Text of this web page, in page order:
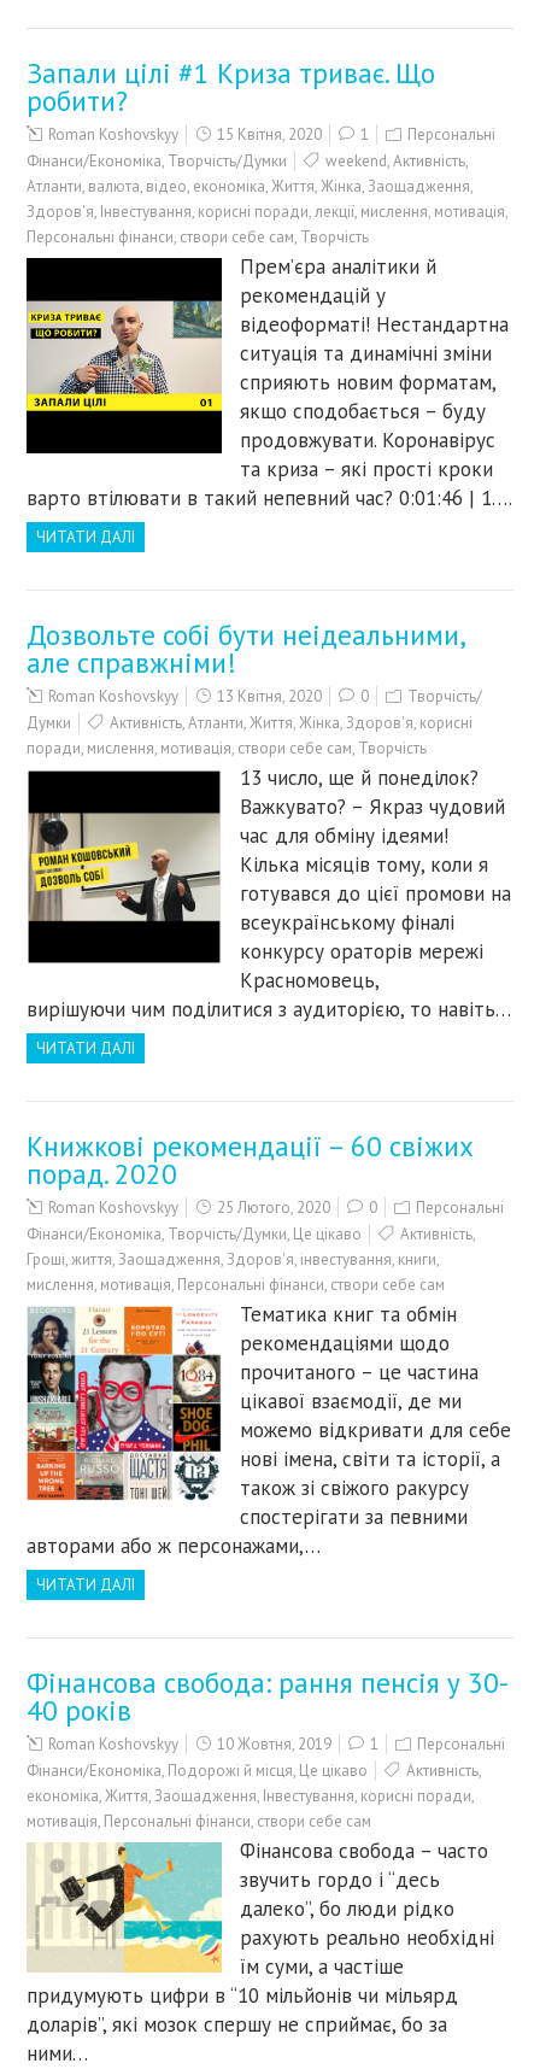
Запали цілі #1 Криза триває. Що
робити?
Roman Koshovskyy 15 Квітня, 2020 1
Персональні
Фінанси/Економіка, Творчість/Думки weekend,Активність,
Атланти, валюта, відео, економіка,Життя,Жінка,Заощадження,
Здоров'я, Інвестування, корисні поради,лекції, мислення, мотивація,
Персональні фінанси, створи себе сам, Творчість
Прем’єра аналітики й
рекомендацій у
відеоформаті! Нестандартна
ситуація та динамічні зміни
сприяють новим форматам,
якщо сподобається – буду
продовжувати. Коронавірус
та криза – які прості кроки
варто втілювати в такий непевний час? 0:01:46 | 1….
ЧИТАТИ ДАЛІ
Дозвольте собі бути неідеальними,
але справжніми!
Roman Koshovskyy 13 Квітня, 2020 0
Творчість/
Думки
Активність,Атланти,Життя,Жінка,Здоров'я, корисні
поради, мислення, мотивація, створи себе сам, Творчість
13 число, ще й понеділок?
Важкувато? – Якраз чудовий
час для обміну ідеями!
Кілька місяців тому, коли я
готувався до цієї промови на
всеукраїнському фіналі
конкурсу ораторів мережі
Красномовець,
вирішуючи чим поділитися з аудиторією, то навіть…
ЧИТАТИ ДАЛІ
Книжкові рекомендації – 60 свіжих
порад. 2020
Roman Koshovskyy 25 Лютого, 2020 0
Персональні
Фінанси/Економіка, Творчість/Думки, Це цікаво Активність,
Гроші,життя,Заощадження,Здоров'я, інвестування, книги,
мислення, мотивація, Персональні фінанси, створи себе сам
Тематика книг та обмін
рекомендаціями щодо
прочитаного – це частина
цікавої взаємодії, де ми
можемо відкривати для себе
нові імена, світи та історії, а
також зі свіжого ракурсу
спостерігати за певними
авторами або ж персонажами,…
ЧИТАТИ ДАЛІ
Фінансова свобода: рання пенсія у 30-
40 років
Roman Koshovskyy 10 Жовтня, 2019 1
Персональні
Фінанси/Економіка, Подорожі й місця, Це цікаво Активність,
економіка,Життя,Заощадження, Інвестування, корисні поради,
мотивація, Персональні фінанси, створи себе сам
Фінансова свобода – часто
звучить гордо і “десь
далеко”, бо люди рідко
рахують реально необхідні
їм суми, а частіше
придумують цифри в “10 мільйонів чи мільярд
доларів”, які мозок спершу не сприймає, бо за
ними…